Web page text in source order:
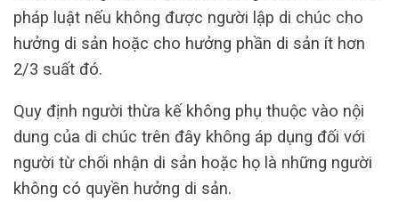
pháp luật nếu không được người lập di chúc cho
hưởng di sản hoặc cho hưởng phần di sản ít hơn
2/3 suất đó.
Quy định người thừa kế không phụ thuộc vào nội
dung của di chúc trên đây không áp dụng đối với
người từ chối nhận di sản hoặc họ là những người
không có quyền hưởng di sản.